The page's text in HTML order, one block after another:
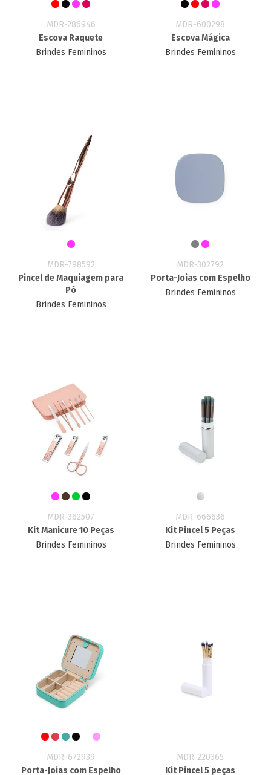
MDR-286946
Escova Raquete
Brindes Femininos
MDR-600298
Escova Mágica
Brindes Femininos
MDR-798592
Pincel de Maquiagem para
Pó
Brindes Femininos
MDR-302792
Porta-Joias com Espelho
Brindes Femininos
MDR-362507
Kit Manicure 10 Peças
Brindes Femininos
MDR-666636
Kit Pincel 5 Peças
Brindes Femininos
MDR-672939
Porta-Joias com Espelho
MDR-220365
Kit Pincel 5 peças